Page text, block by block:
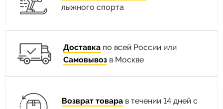
лыжного спорта
Доставка по всей России или
Самовывоз в Москве
Возврат товарав течении 14 дней с